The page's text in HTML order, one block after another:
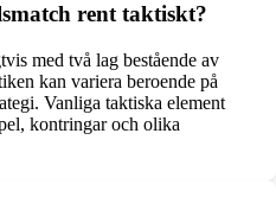
rent taktiskt?
med två lag bestående av
kan variera beroende på
Vanliga taktiska element
kontringar och olika